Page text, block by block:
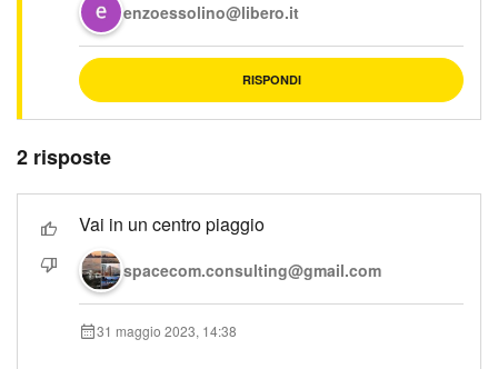
enzoessolino@libero.it
RISPONDI
2 risposte
Vai in un centro piaggio
spacecom.consulting@gmail.com
31 maggio 2023, 14:38